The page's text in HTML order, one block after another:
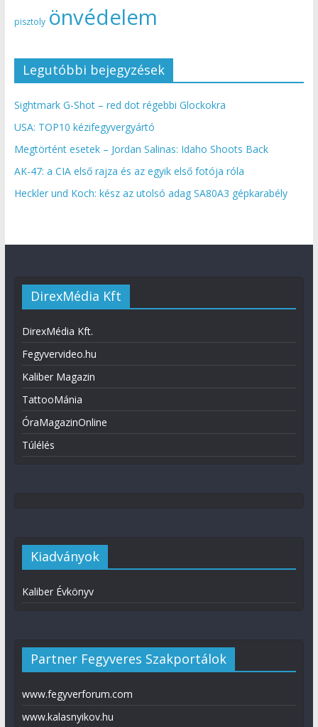
pisztoly önvédelem
Legutóbbi bejegyzések
Sightmark G-Shot – red dot régebbi Glockokra
USA: TOP10 kézifegyvergyártó
Megtörtént esetek – Jordan Salinas: Idaho Shoots Back
AK-47: a CIA első rajza és az egyik első fotója róla
Heckler und Koch: kész az utolsó adag SA80A3 gépkarabély
DirexMédia Kft
DirexMédia Kft.
Fegyvervideo.hu
Kaliber Magazin
TattooMánia
ÓraMagazinOnline
Túlélés
Kiadványok
Kaliber Évkönyv
Partner Fegyveres Szakportálok
www.fegyverforum.com
www.kalasnyikov.hu